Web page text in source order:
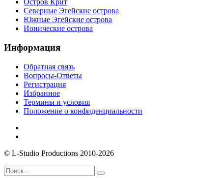
Остров Крит
Северные Эгейские острова
Южные Эгейские острова
Ионические острова
Информация
Обратная связь
Вопросы-Ответы
Регистрация
Избранное
Термины и условия
Положение о конфиденциальности
© L-Studio Productions 2010-2026